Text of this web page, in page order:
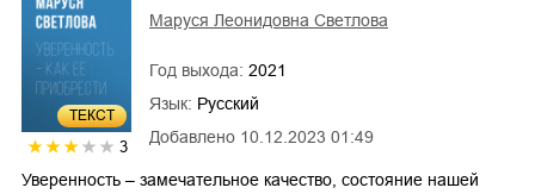
ТЕКСТ
3
Добавлено 10.12.2023 01:49
Маруся Леонидовна Светлова
Год выхода: 2021
Язык: Русский
Уверенность – замечательное качество, состояние нашей